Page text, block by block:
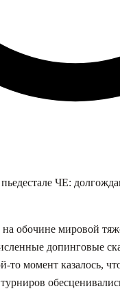
ЧЕ:
на обочине мировой
допинговые
момент казалось,